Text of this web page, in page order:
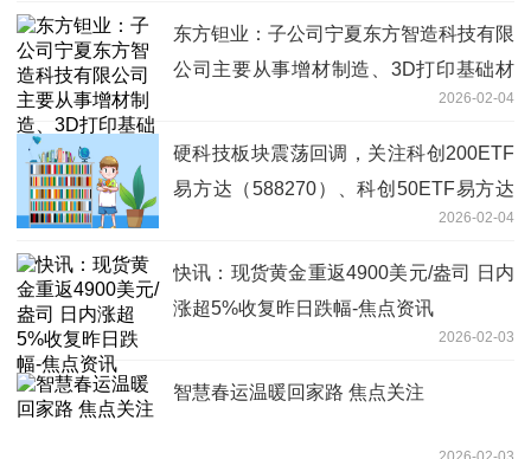
东方钽业：子公司宁夏东方智造科技有限
公司主要从事增材制造、3D打印基础材
2026-02-04
硬科技板块震荡回调，关注科创200ETF
易方达（588270）、科创50ETF易方达
2026-02-04
快讯：现货黄金重返4900美元/盎司 日内
涨超5%收复昨日跌幅-焦点资讯
2026-02-03
智慧春运温暖回家路 焦点关注